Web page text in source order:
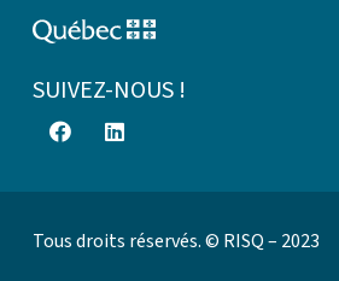
SUIVEZ-NOUS !
Tous droits réservés. © RISQ – 2023